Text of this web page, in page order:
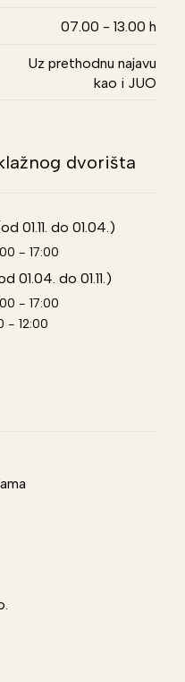
07.00 - 13.00 h
Uz prethodnu najavu
kao i JUO
dvorišta
01.11. do 01.04.)
- 17:00
01.04. do 01.11.)
- 17:00
- 12:00